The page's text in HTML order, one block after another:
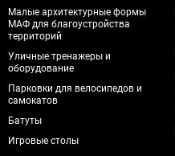
Малые архитектурные формы
МАФ для благоустройства
территорий
Уличные тренажеры и
оборудование
Парковки для велосипедов и
самокатов
Батуты
Игровые столы